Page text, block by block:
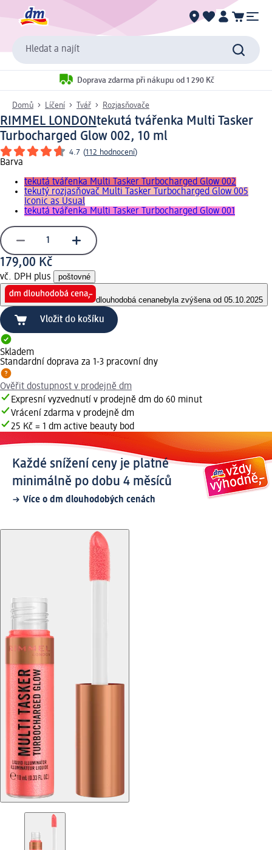
Hledat a najít
Doprava zdarma při nákupu od 1 290 Kč
Domů Líčení Tvář Rozjasňovače
RIMMEL LONDONtekutá tvářenka Multi Tasker
Turbocharged Glow 002, 10 ml
4.7 (112 hodnocení)
Barva
tekutá tvářenka Multi Tasker Turbocharged Glow 002
tekutý rozjasňovač Multi Tasker Turbocharged Glow 005
Iconic as Usual
tekutá tvářenka Multi Tasker Turbocharged Glow 001
179,00 Kč
vč. DPH plus poštovné
dlouhodobá cenanebyla zvýšena od 05.10.2025
Vložit do košíku
Skladem
Standardní doprava za 1-3 pracovní dny
Ověřit dostupnost v prodejně dm
Expresní vyzvednutí v prodejně dm do 60 minut
Vrácení zdarma v prodejně dm
25 Kč = 1 dm active beauty bod
Každé snížení ceny je platné
minimálně po dobu 4 měsíců
Více o dm dlouhodobých cenách